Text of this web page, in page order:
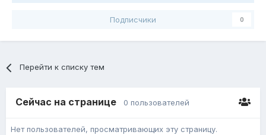
Подписчики 0
Перейти к списку тем
Сейчас на странице 0 пользователей
Нет пользователей, просматривающих эту страницу.